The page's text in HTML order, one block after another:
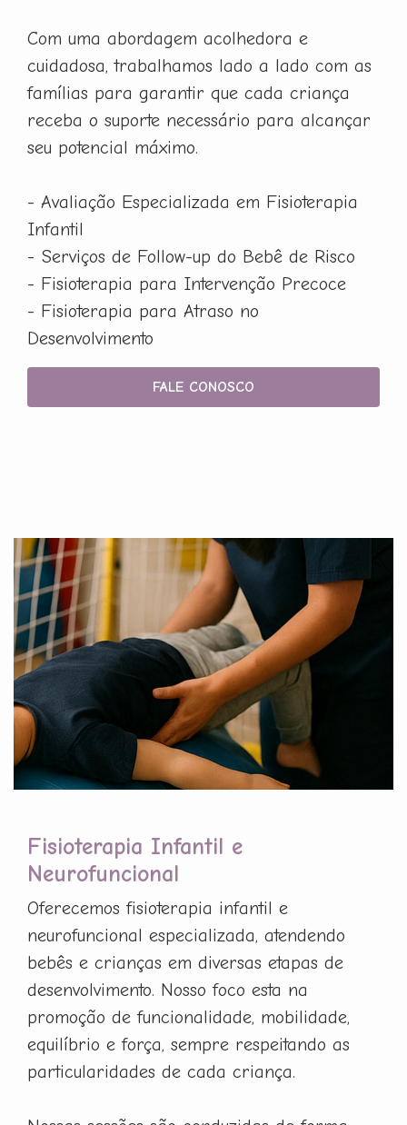
Com uma abordagem acolhedora e
cuidadosa, trabalhamos lado a lado com as
famílias para garantir que cada criança
receba o suporte necessário para alcançar
seu potencial máximo.
- Avaliação Especializada em Fisioterapia
Infantil
- Serviços de Follow-up do Bebê de Risco
- Fisioterapia para Intervenção Precoce
- Fisioterapia para Atraso no
Desenvolvimento
FALE CONOSCO
Fisioterapia Infantil e
Neurofuncional
Oferecemos fisioterapia infantil e
neurofuncional especializada, atendendo
bebês e crianças em diversas etapas de
desenvolvimento. Nosso foco esta na
promoção de funcionalidade, mobilidade,
equilíbrio e força, sempre respeitando as
particularidades de cada criança.